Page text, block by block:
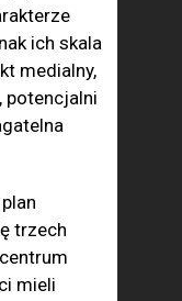
ich skala
medialny,
potencjalni
trzech
mieli